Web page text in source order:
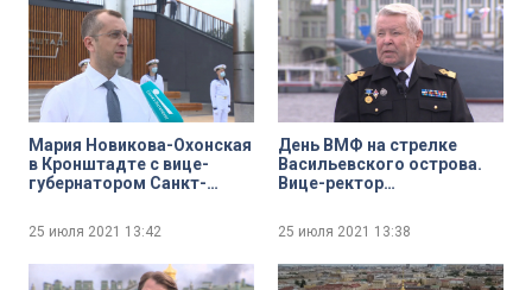
организации «Память
Балтики» Олегом
Великосельским
Мария Новикова-Охонская
в Кронштадте с вице-
губернатором Санкт-
Пиотровским
25 июля 2021 13:42
День ВМФ на стрелке
Васильевского острова.
Вице-ректор
университета морского и
речного флота имени
адмирала С. О. Макарова
Иван Костылев
25 июля 2021 13:38